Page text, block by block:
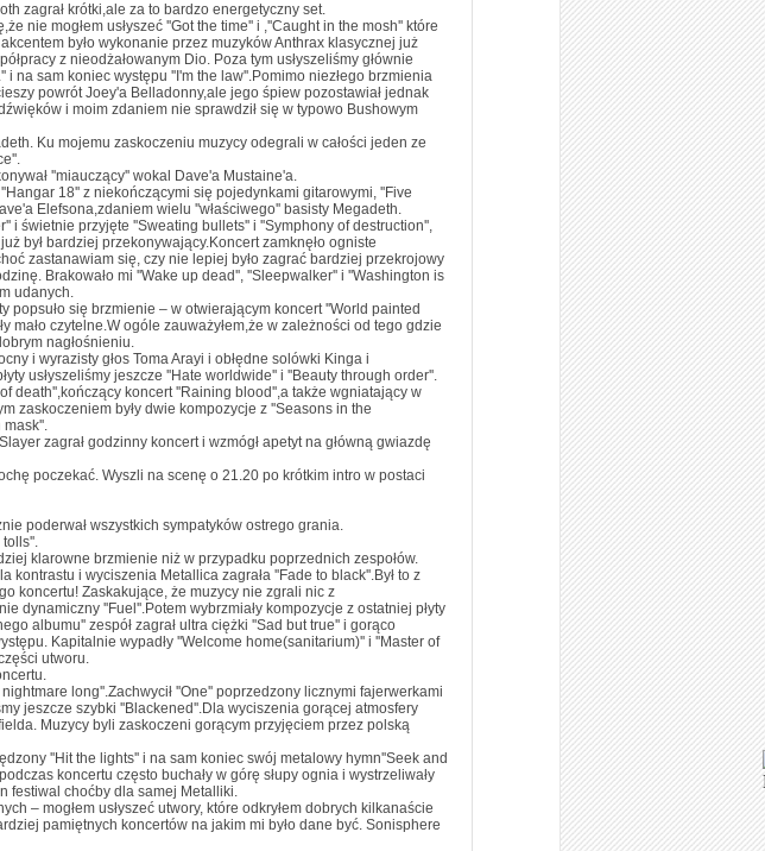
zagrał krótki,ale za to bardzo energetyczny set.
nie mogłem usłyszeć ''Got the time'' i ,''Caught in the mosh'' które
było wykonanie przez muzyków Anthrax klasycznej już
z nieodżałowanym Dio. Poza tym usłyszeliśmy głównie
na sam koniec występu ''I'm the law''.Pomimo niezłego brzmienia
powrót Joey'a Belladonny,ale jego śpiew pozostawiał jednak
i moim zdaniem nie sprawdził się w typowo Bushowym
Ku mojemu zaskoczeniu muzycy odegrali w całości jeden ze
''miauczący'' wokal Dave'a Mustaine'a.
18'' z niekończącymi się pojedynkami gitarowymi, ''Five
Elefsona,zdaniem wielu ''właściwego'' basisty Megadeth.
i świetnie przyjęte ''Sweating bullets'' i ''Symphony of destruction'',
był bardziej przekonywający.Koncert zamknęło ogniste
zastanawiam się, czy nie lepiej było zagrać bardziej przekrojowy
Brakowało mi ''Wake up dead'', ''Sleepwalker'' i ''Washington is
udanych.
popsuło się brzmienie – w otwierającym koncert ''World painted
mało czytelne.W ogóle zauważyłem,że w zależności od tego gdzie
nagłośnieniu.
i wyrazisty głos Toma Arayi i obłędne solówki Kinga i
usłyszeliśmy jeszcze ''Hate worldwide'' i ''Beauty through order''.
death'',kończący koncert ''Raining blood'',a także wgniatający w
zaskoczeniem były dwie kompozycje z ''Seasons in the
mask''.
zagrał godzinny koncert i wzmógł apetyt na główną gwiazdę
poczekać. Wyszli na scenę o 21.20 po krótkim intro w postaci
poderwał wszystkich sympatyków ostrego grania.
tolls''.
klarowne brzmienie niż w przypadku poprzednich zespołów.
kontrastu i wyciszenia Metallica zagrała ''Fade to black''.Był to z
koncertu! Zaskakujące, że muzycy nie zgrali nic z
dynamiczny ''Fuel''.Potem wybrzmiały kompozycje z ostatniej płyty
albumu'' zespół zagrał ultra ciężki ''Sad but true'' i gorąco
Kapitalnie wypadły ''Welcome home(sanitarium)'' i ''Master of
utworu.
long''.Zachwycił ''One'' poprzedzony licznymi fajerwerkami
jeszcze szybki ''Blackened''.Dla wyciszenia gorącej atmosfery
Muzycy byli zaskoczeni gorącym przyjęciem przez polską
''Hit the lights'' i na sam koniec swój metalowy hymn''Seek and
koncertu często buchały w górę słupy ognia i wystrzeliwały
festiwal choćby dla samej Metalliki.
– mogłem usłyszeć utwory, które odkryłem dobrych kilkanaście
pamiętnych koncertów na jakim mi było dane być. Sonisphere